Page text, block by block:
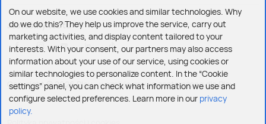
Jesteśmy też tu:
Copyright © 2026 Play - wszelkie prawa zastrzeżone dla Play
On our website, we use cookies and similar technologies. Why
do we do this? They help us improve the service, carry out
marketing activities, and display content tailored to your
interests. With your consent, our partners may also access
information about your use of our service, using cookies or
similar technologies to personalize content. In the “Cookie
settings” panel, you can check what information we use and
configure selected preferences. Learn more in our privacy
policy.